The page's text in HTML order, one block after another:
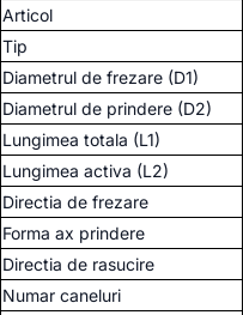
Articol
Tip
Diametrul de frezare (D1)
Diametrul de prindere (D2)
Lungimea totala (L1)
Lungimea activa (L2)
Directia de frezare
Forma ax prindere
Directia de rasucire
Numar caneluri